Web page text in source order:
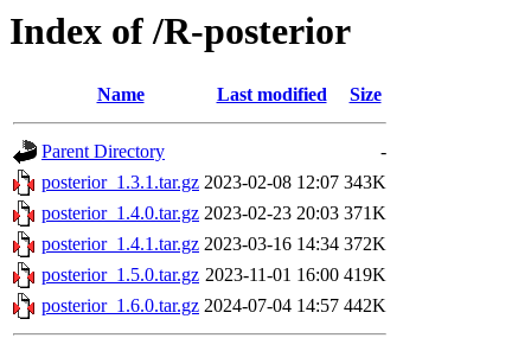
Index of /R-posterior
Name Last modified Size
Parent Directory
-
posterior_1.3.1.tar.gz 2023-02-08 12:07 343K
posterior_1.4.0.tar.gz 2023-02-23 20:03 371K
posterior_1.4.1.tar.gz 2023-03-16 14:34 372K
posterior_1.5.0.tar.gz 2023-11-01 16:00 419K
posterior_1.6.0.tar.gz 2024-07-04 14:57 442K